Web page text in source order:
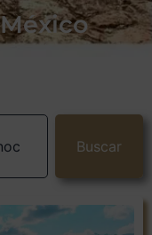
Buscar